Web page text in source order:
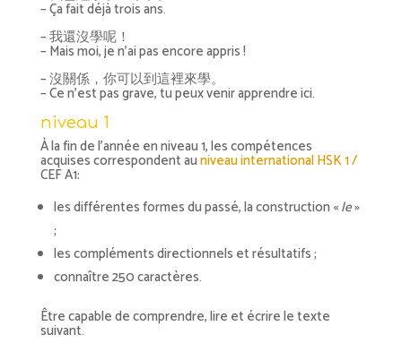
– Ça fait déjà trois ans.
– 我還沒學呢！
– Mais moi, je n’ai pas encore appris !
– 沒關係，你可以到這裡來學。
– Ce n’est pas grave, tu peux venir apprendre ici.
niveau 1
À la fin de l’année en niveau 1, les compétences
acquises correspondent auniveau international HSK 1 /
CEF A1:
les différentes formes du passé, la construction «le»
;
les compléments directionnels et résultatifs ;
connaître 250 caractères.
Être capable de comprendre, lire et écrire le texte
suivant.